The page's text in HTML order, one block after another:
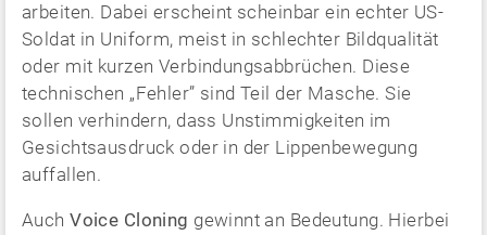
arbeiten. Dabei erscheint scheinbar ein echter US-
Soldat in Uniform, meist in schlechter Bildqualität
oder mit kurzen Verbindungsabbrüchen. Diese
technischen „Fehler” sind Teil der Masche. Sie
sollen verhindern, dass Unstimmigkeiten im
Gesichtsausdruck oder in der Lippenbewegung
auffallen.
AuchVoice Cloning gewinnt an Bedeutung. Hierbei